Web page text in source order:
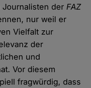
derFAZ
nur weil er
Vielfalt zur
der
und
Vor diesem
fragwürdig, dass